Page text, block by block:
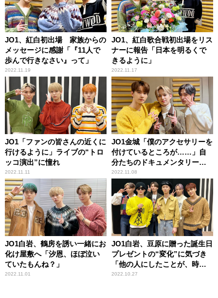
JO1、紅白初出場 家族からの
メッセージに感謝「『11人で
歩んで行きなさい』って」
2022.11.19
JO1、紅白歌合戦初出場をリス
ナーに報告「日本を明るくで
きるように」
2022.11.17
JO1「ファンの皆さんの近くに
行けるように」ライブの“トロ
ッコ演出”に憧れ
2022.11.11
JO1金城「僕のアクセサリーを
付けているところが……」自
分たちのドキュメンタリー映
画で感涙
2022.11.08
JO1白岩、鶴房を誘い一緒にお
化け屋敷へ「汐恩、ほぼ泣い
ていたもんね？」
2022.11.01
JO1白岩、豆原に贈った誕生日
プレゼントの“変化”に気づき
「他の人にしたことが、時間
が経って自分の幸せに……」
2022.10.27